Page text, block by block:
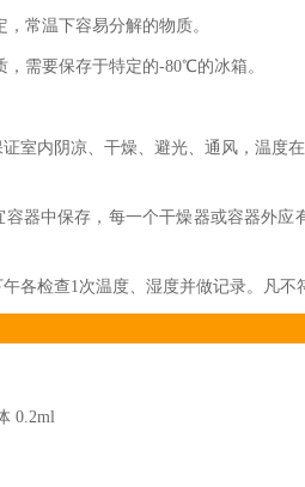
常温下容易分解的物质。
需要保存于特定的-80℃的冰箱。
室内阴凉、干燥、避光、通风，温度
器中保存，每一个干燥器或容器外
各检查1次温度、湿度并做记录。凡
0.2ml